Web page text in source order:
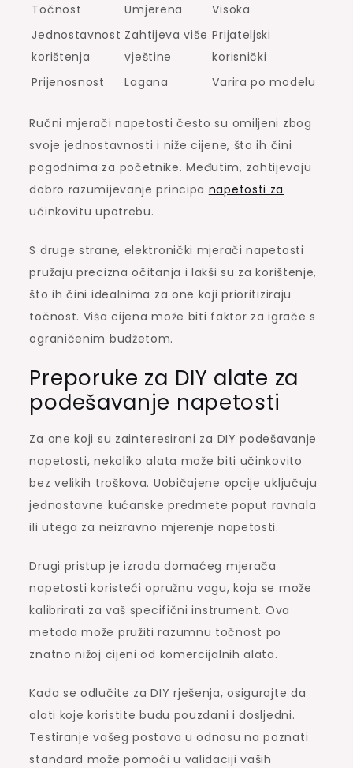
Točnost
Umjerena
Visoka
Jednostavnost
korištenja
Zahtijeva više
vještine
Prijateljski
korisnički
Prijenosnost
Lagana Varira po modelu
Ručni mjerači napetosti često su omiljeni zbog
svoje jednostavnosti i niže cijene, što ih čini
pogodnima za početnike. Međutim, zahtijevaju
dobro razumijevanje principa napetosti za
učinkovitu upotrebu.
S druge strane, elektronički mjerači napetosti
pružaju precizna očitanja i lakši su za korištenje,
što ih čini idealnima za one koji prioritiziraju
točnost. Viša cijena može biti faktor za igrače s
ograničenim budžetom.
Preporuke za DIY alate za
podešavanje napetosti
Za one koji su zainteresirani za DIY podešavanje
napetosti, nekoliko alata može biti učinkovito
bez velikih troškova. Uobičajene opcije uključuju
jednostavne kućanske predmete poput ravnala
ili utega za neizravno mjerenje napetosti.
Drugi pristup je izrada domaćeg mjerača
napetosti koristeći opružnu vagu, koja se može
kalibrirati za vaš specifični instrument. Ova
metoda može pružiti razumnu točnost po
znatno nižoj cijeni od komercijalnih alata.
Kada se odlučite za DIY rješenja, osigurajte da
alati koje koristite budu pouzdani i dosljedni.
Testiranje vašeg postava u odnosu na poznati
standard može pomoći u validaciji vaših